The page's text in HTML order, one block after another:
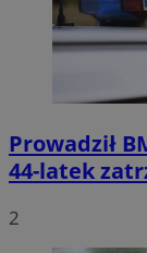
Prowadził
44-latek
2